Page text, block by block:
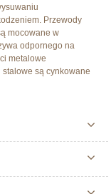
Przewody
mocowane w
odpornego na
metalowe
są cynkowane